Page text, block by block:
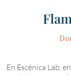
En Escénica Lab,